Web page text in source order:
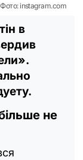
Фото: instagram.com
в
не